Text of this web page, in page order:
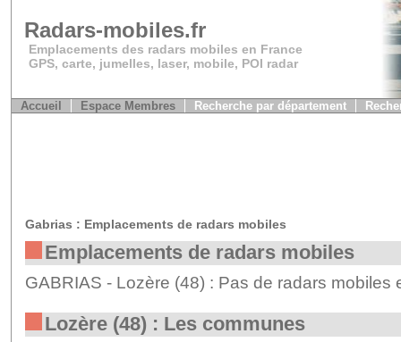
Radars-mobiles.fr
Emplacements des radars mobiles en France
GPS, carte, jumelles, laser, mobile, POI radar
Accueil Espace Membres Recherche par département
Gabrias : Emplacements de radars mobiles
Emplacements de radars mobiles
GABRIAS - Lozère (48) : Pas de radars mobiles
Lozère (48) : Les communes